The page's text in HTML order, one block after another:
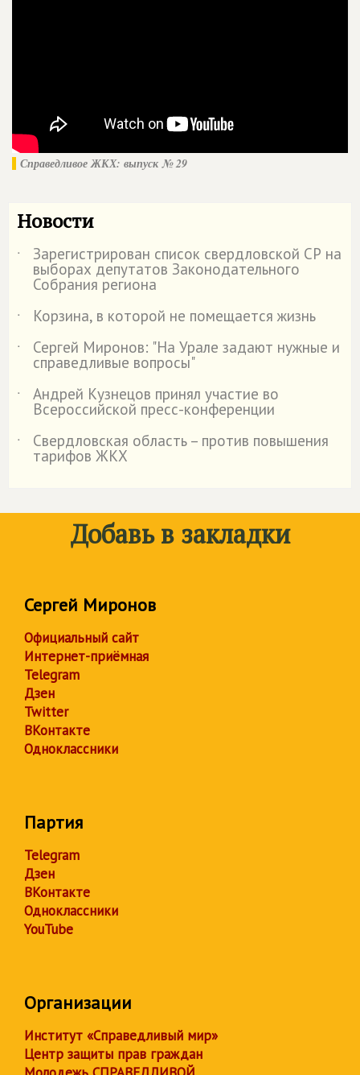
Справедливое ЖКХ: выпуск № 29
Новости
˙ Зарегистрирован список свердловской СР на
выборах депутатов Законодательного
Собрания региона
˙
Корзина, в которой не помещается жизнь
˙
Сергей Миронов: "На Урале задают нужные и
справедливые вопросы"
˙
Андрей Кузнецов принял участие во
Всероссийской пресс-конференции
˙
Свердловская область – против повышения
тарифов ЖКХ
Добавь в закладки
Сергей Миронов
Официальный сайт
Интернет-приёмная
Telegram
Дзен
Twitter
ВКонтакте
Одноклассники
Партия
Telegram
Дзен
ВКонтакте
Одноклассники
YouTube
Организации
Институт «Справедливый мир»
Центр защиты прав граждан